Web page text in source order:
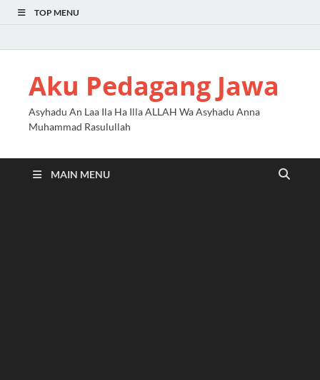
TOP MENU
Aku Pedagang Jawa
Asyhadu An Laa Ila Ha Illa ALLAH Wa Asyhadu Anna
Muhammad Rasulullah
MAIN MENU